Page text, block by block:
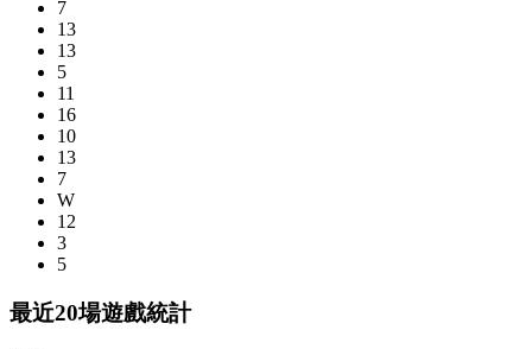
7
13
13
5
11
16
10
13
7
W
12
3
5
最近20場遊戲統計